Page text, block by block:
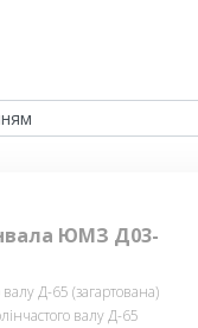
ЮМЗ Д03-
Д-65 (загартована)
валу Д-65